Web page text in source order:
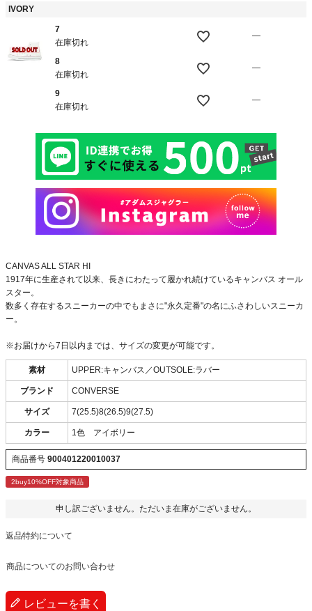
IVORY
7
在庫切れ
—
8
在庫切れ
—
9
在庫切れ
—
CANVAS ALL STAR HI
1917年に生産されて以来、長きにわたって履かれ続けているキャンバス オール
スター。
数多く存在するスニーカーの中でもまさに"永久定番"の名にふさわしいスニーカ
ー。
※お届けから7日以内までは、サイズの変更が可能です。
素材 UPPER:キャンバス／OUTSOLE:ラバー
ブランド CONVERSE
サイズ 7(25.5)8(26.5)9(27.5)
カラー 1色 アイボリー
商品番号 900401220010037
2buy10%OFF対象商品
申し訳ございません。ただいま在庫がございません。
返品特約について
商品についてのお問い合わせ
レビューを書く